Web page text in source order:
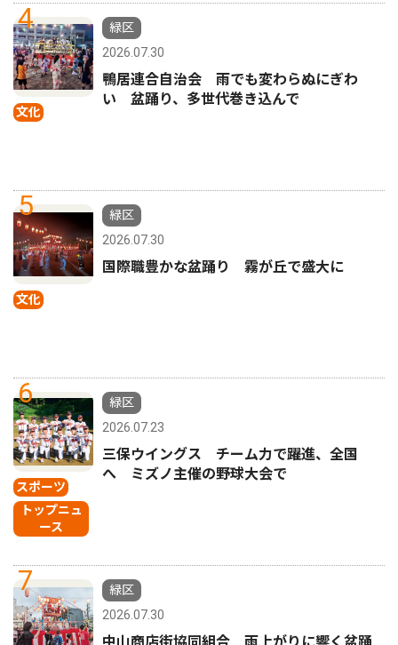
4
文化
緑区
2026.07.30
鴨居連合自治会 雨でも変わらぬにぎわ
い 盆踊り、多世代巻き込んで
5
文化
緑区
2026.07.30
国際職豊かな盆踊り 霧が丘で盛大に
6
スポーツ
トップニュ
ース
緑区
2026.07.23
三保ウイングス チーム力で躍進、全国
へ ミズノ主催の野球大会で
7
緑区
2026.07.30